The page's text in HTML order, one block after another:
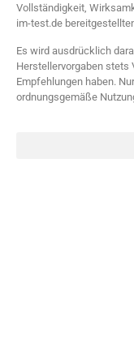
Vollständigkeit,
im-test.de
Es wird ausdrücklich
Herstellervorgaben stets
Empfehlungen haben.
ordnungsgemäße